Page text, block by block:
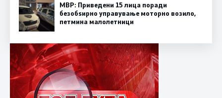
МВР: Приведени 15 лица поради
безобѕирно управување моторно возило,
петмина малолетници